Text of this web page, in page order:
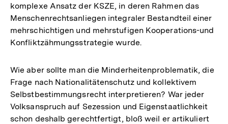
komplexe Ansatz der KSZE, in deren Rahmen das
Menschenrechtsanliegen integraler Bestandteil einer
mehrschichtigen und mehrstufigen Kooperations-und
Konfliktzähmungsstrategie wurde.
Wie aber sollte man die Minderheitenproblematik, die
Frage nach Nationalitätenschutz und kollektivem
Selbstbestimmungsrecht interpretieren? War jeder
Volksanspruch auf Sezession und Eigenstaatlichkeit
schon deshalb gerechtfertigt, bloß weil er artikuliert